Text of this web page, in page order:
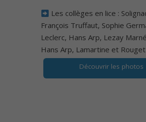
Les collèges en lice :
François Truffaut, Sophie
Leclerc, Hans Arp, Lezay
Hans Arp, Lamartine et
Découvrir les photos